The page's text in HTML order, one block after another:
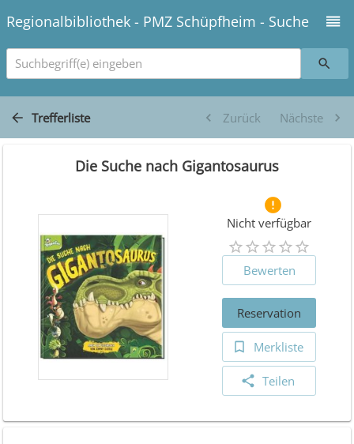
Regionalbibliothek - PMZ Schüpfheim - Suche
Suchbegriff(e) eingeben
Trefferliste Zurück Nächste
Die Suche nach Gigantosaurus
Nicht verfügbar
Bewerten
Reservation
Merkliste
Teilen